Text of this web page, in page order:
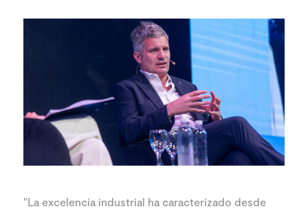
"La excelencia industrial ha caracterizado desde